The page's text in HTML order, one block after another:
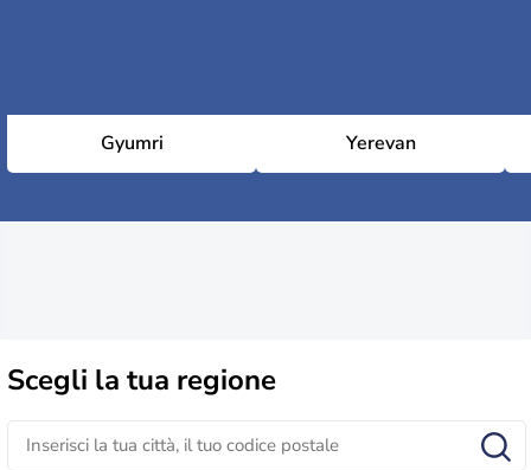
Gyumri Yerevan
Scegli la tua regione